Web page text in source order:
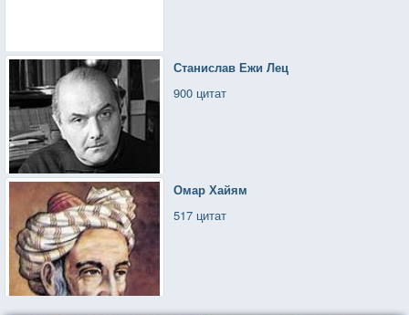
Станислав Ежи Лец
900 цитат
Омар Хайям
517 цитат